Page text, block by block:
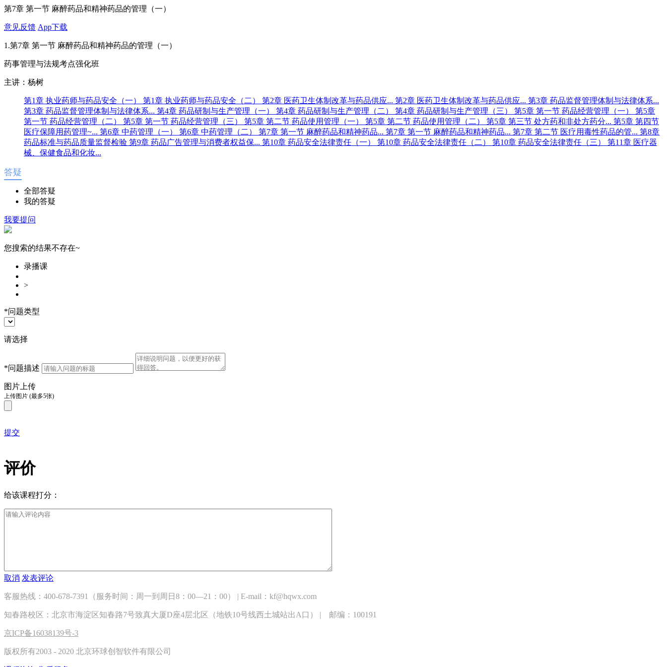
第7章 第一节 麻醉药品和精神药品的管理（一）
意见反馈 App下载
1.第7章 第一节 麻醉药品和精神药品的管理（一）
药事管理与法规考点强化班
主讲：杨树
第1章 执业药师与药品安全（一） 第1章 执业药师与药品安全（二） 第2章 医药卫生体制改革与药品供应... 第2章 医药卫生体制改革与药品供应... 第3章 药品监督管理体制与法律体系...
第3章 药品监督管理体制与法律体系... 第4章 药品研制与生产管理（一） 第4章 药品研制与生产管理（二） 第4章 药品研制与生产管理（三） 第5章 第一节 药品经营管理（一） 第5章
第一节 药品经营管理（二） 第5章 第一节 药品经营管理（三） 第5章 第二节 药品使用管理（一） 第5章 第二节 药品使用管理（二） 第5章 第三节 处方药和非处方药分... 第5章 第四节
医疗保障用药管理~... 第6章 中药管理（一） 第6章 中药管理（二） 第7章 第一节 麻醉药品和精神药品... 第7章 第一节 麻醉药品和精神药品... 第7章 第二节 医疗用毒性药品的管... 第8章
药品标准与药品质量监督检验 第9章 药品广告管理与消费者权益保... 第10章 药品安全法律责任（一） 第10章 药品安全法律责任（二） 第10章 药品安全法律责任（三） 第11章 医疗器
械、保健食品和化妆...
答疑
全部答疑
我的答疑
我要提问
您搜索的结果不存在~
录播课
>
*问题类型
请选择
*问题描述
图片上传
上传图片 (最多5张)
提交
评价
给该课程打分：
取消 发表评论
客服热线：400-678-7391（服务时间：周一到周日8：00—21：00） | E-mail：kf@hqwx.com
知春路校区：北京市海淀区知春路7号致真大厦D座4层北区（地铁10号线西土城站出A口） | 邮编：100191
京ICP备16038139号-3
版权所有2003 - 2020 北京环球创智软件有限公司